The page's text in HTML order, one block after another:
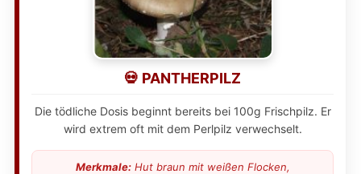
💀 PANTHERPILZ
Die tödliche Dosis beginnt bereits bei 100g Frischpilz. Er
wird extrem oft mit dem Perlpilz verwechselt.
Merkmale:Hut braun mit weißen Flocken,